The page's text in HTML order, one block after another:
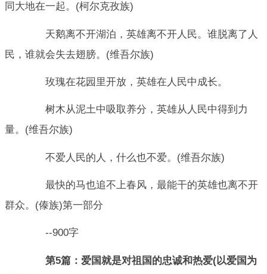
同大地在一起。(柯尔克孜族)
天鹅离不开湖泊，英雄离不开人民。谁脱离了人
民，谁就会失去翅膀。(维吾尔族)
玫瑰在花园里开放，英雄在人民中成长。
树木从泥土中吸取养分，英雄从人民中得到力
量。(维吾尔族)
不爱人民的人，什么也不爱。(维吾尔族)
最快的马也追不上春风，最能干的英雄也离不开
群众。(傣族)第一部分
--900字
第5篇：爱国就是对祖国的忠诚和热爱(以爱国为